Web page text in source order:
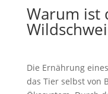
Warum ist
Die Ernährung
das Tier selbst von